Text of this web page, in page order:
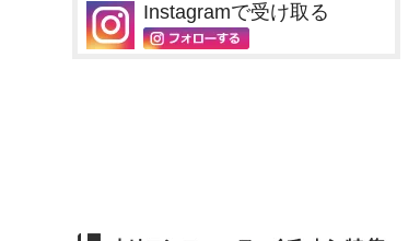
Instagramで受け取る